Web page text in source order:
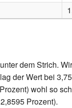
dem Strich.
der Wert bei
wohl so
Prozent).